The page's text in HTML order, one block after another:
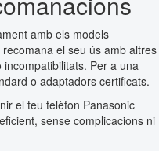
amb els models
el seu ús amb altres
Per a una
o adaptadors certificats.
el teu telèfon Panasonic
sense complicacions ni